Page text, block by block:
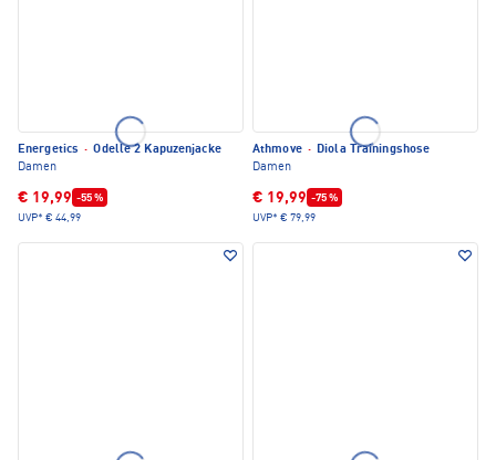
Energetics · Odelle 2 Kapuzenjacke
Damen
€ 19,99 -55 %
UVP* € 44,99
Athmove · Diola Trainingshose
Damen
€ 19,99 -75 %
UVP* € 79,99